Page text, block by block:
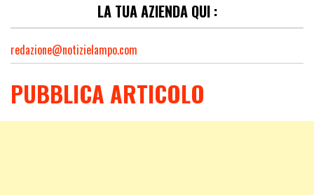
LA TUA AZIENDA QUI :
redazione@notizielampo.com
PUBBLICA ARTICOLO